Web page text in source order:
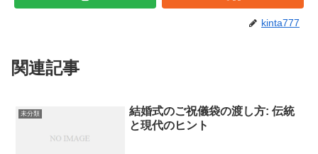
kinta777
関連記事
未分類
結婚式のご祝儀袋の渡し方: 伝統
と現代のヒント